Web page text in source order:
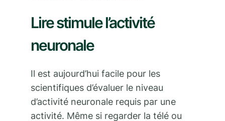
Lire stimule l’activité
neuronale
Il est aujourd’hui facile pour les
scientifiques d’évaluer le niveau
d’activité neuronale requis par une
activité. Même si regarder la télé ou